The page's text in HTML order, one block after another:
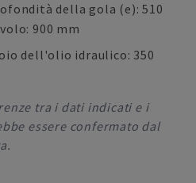
della gola (e): 510
900 mm
dell'olio idraulico: 350
tra i dati indicati e i
essere confermato dal